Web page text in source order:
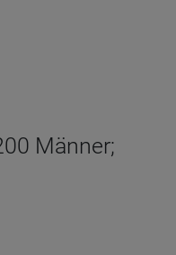
Männer;